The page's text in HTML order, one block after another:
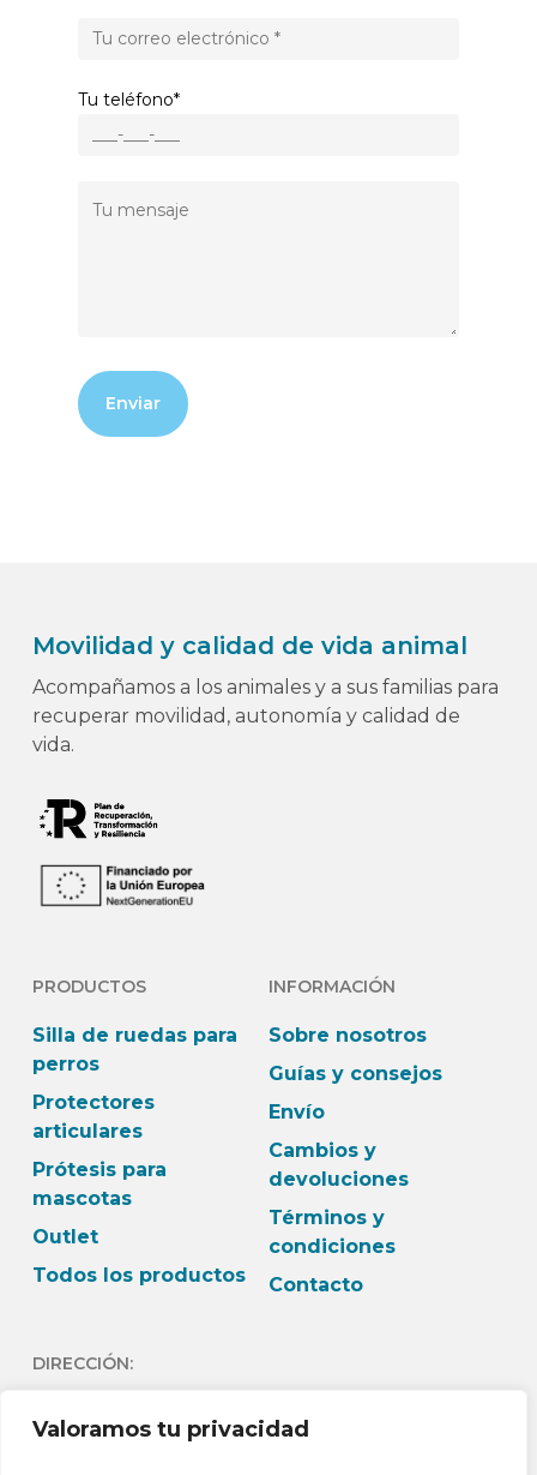
Valoramos tu privacidad
Tu teléfono*
Movilidad y calidad de vida animal
Acompañamos a los animales y a sus familias para
recuperar movilidad, autonomía y calidad de
vida.
PRODUCTOS
Silla de ruedas para
perros
Protectores
articulares
Prótesis para
mascotas
Outlet
Todos los productos
INFORMACIÓN
Sobre nosotros
Guías y consejos
Envío
Cambios y
devoluciones
Términos y
condiciones
Contacto
DIRECCIÓN:
Dch 03730- Jávea -